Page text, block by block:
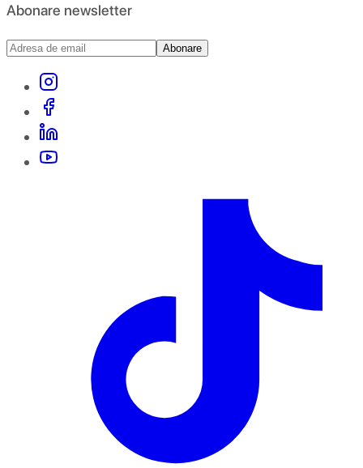
Abonare newsletter
Abonare